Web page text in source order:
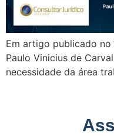
Em artigo publicado
Paulo Vinicius de
necessidade da área